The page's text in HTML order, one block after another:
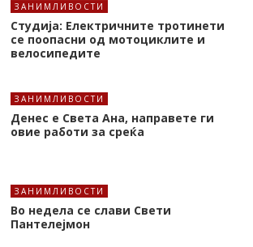
ЗАНИМЛИВОСТИ
Студија: Електричните тротинети
се поопасни од мотоциклите и
велосипедите
ЗАНИМЛИВОСТИ
Денес е Света Ана, направете ги
овие работи за среќа
ЗАНИМЛИВОСТИ
Во недела се слави Свети
Пантелејмон